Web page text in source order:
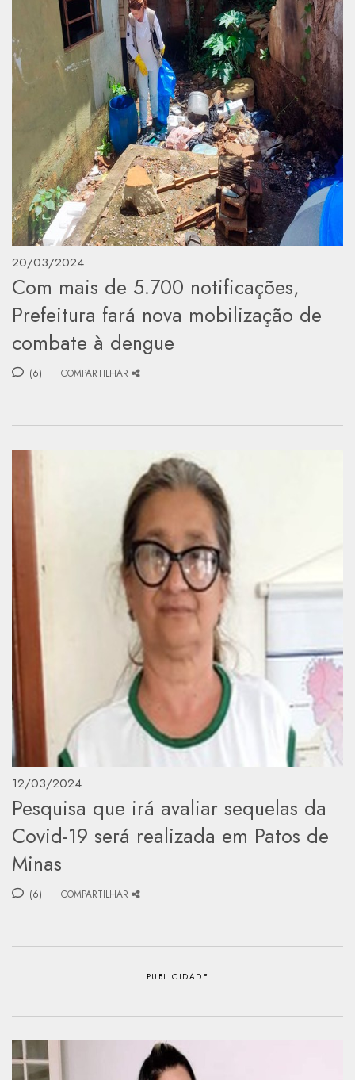
20/03/2024
Com mais de 5.700 notificações,
Prefeitura fará nova mobilização de
combate à dengue
(6) COMPARTILHAR
12/03/2024
Pesquisa que irá avaliar sequelas da
Covid-19 será realizada em Patos de
Minas
(6) COMPARTILHAR